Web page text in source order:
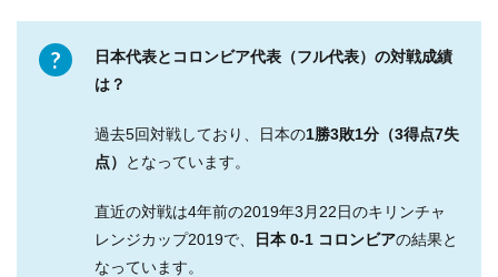
日本代表とコロンビア代表（フル代表）の対戦成績
は？
過去5回対戦しており、日本の1勝3敗1分（3得点7失
点）
となっています。
直近の対戦は4年前の2019年3月22日のキリンチャ
レンジカップ2019で、
日本 0-1 コロンビアの結果と
なっています。